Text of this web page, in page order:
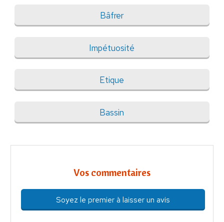
Bâfrer
Impétuosité
Etique
Bassin
Vos commentaires
Soyez le premier à laisser un avis